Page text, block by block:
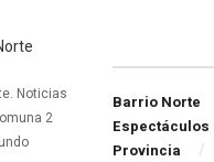
Noticias
2
Barrio Norte
Espectáculos
Provincia